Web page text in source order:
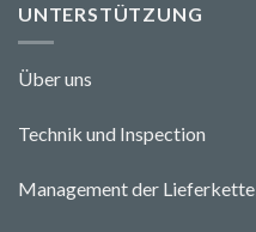
UNTERSTÜTZUNG
Über uns
Technik und Inspection
Management der Lieferkette